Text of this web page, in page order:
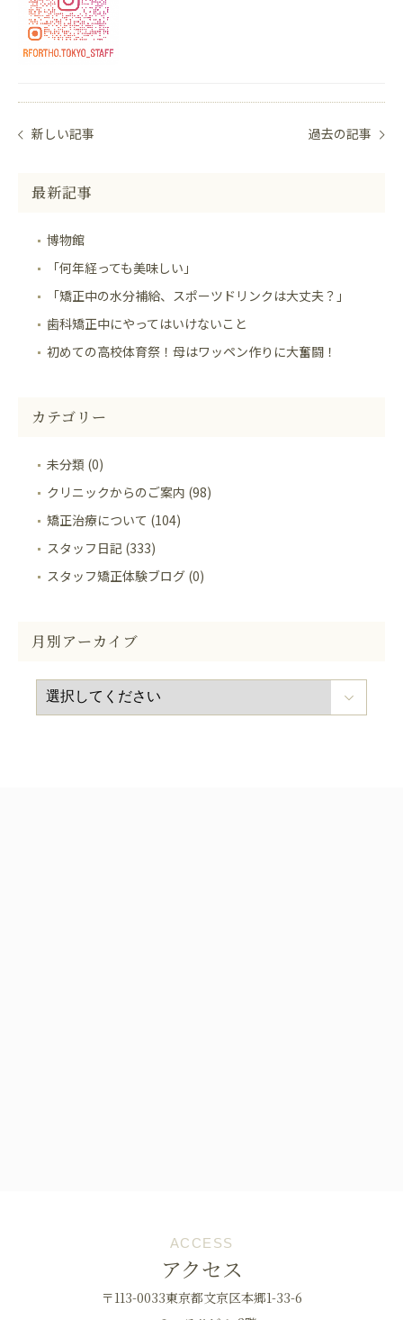
新しい記事 過去の記事
最新記事
博物館
「何年経っても美味しい」
「矯正中の水分補給、スポーツドリンクは大丈夫？」
歯科矯正中にやってはいけないこと
初めての高校体育祭！母はワッペン作りに大奮闘！
カテゴリー
未分類 (0)
クリニックからのご案内 (98)
矯正治療について (104)
スタッフ日記 (333)
スタッフ矯正体験ブログ (0)
月別アーカイブ
ACCESS
アクセス
〒113-0033東京都文京区本郷1-33-6